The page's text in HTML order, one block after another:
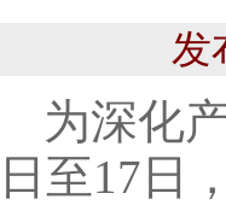
发
为深化
日至17日